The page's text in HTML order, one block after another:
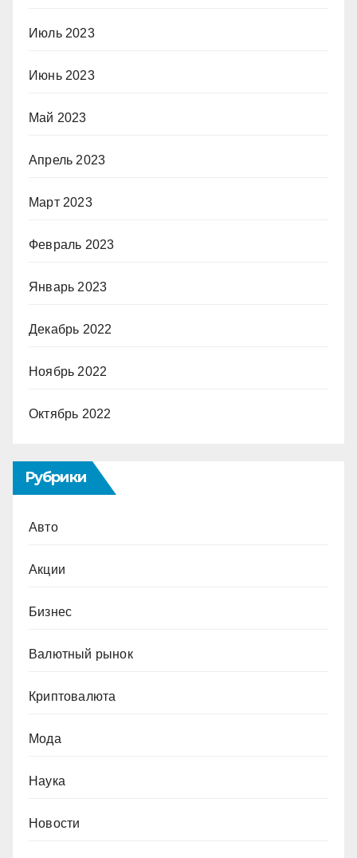
Июль 2023
Июнь 2023
Май 2023
Апрель 2023
Март 2023
Февраль 2023
Январь 2023
Декабрь 2022
Ноябрь 2022
Октябрь 2022
Рубрики
Авто
Акции
Бизнес
Валютный рынок
Криптовалюта
Мода
Наука
Новости